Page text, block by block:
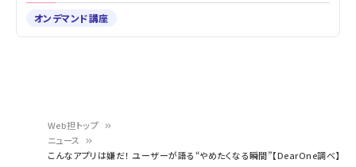
Web担トップ
ニュース
こんなアプリは嫌だ！ ユーザーが語る“やめたくなる瞬間”【DearOne調べ】
オンデマンド講座